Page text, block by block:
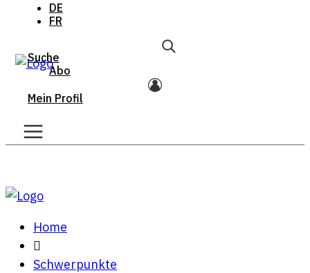
DE
FR
Suche
Abo
Mein Profil
Home
Schwerpunkte